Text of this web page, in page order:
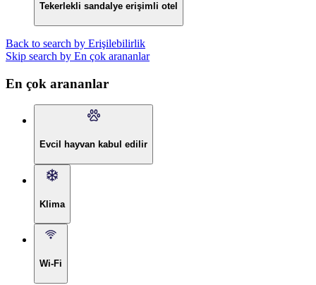
Tekerlekli sandalye erişimli otel
Back to search by Erişilebilirlik
Skip search by En çok arananlar
En çok arananlar
Evcil hayvan kabul edilir
Klima
Wi-Fi